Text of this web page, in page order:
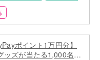
ポイント1万円分】
ッズが当たる1,000名以